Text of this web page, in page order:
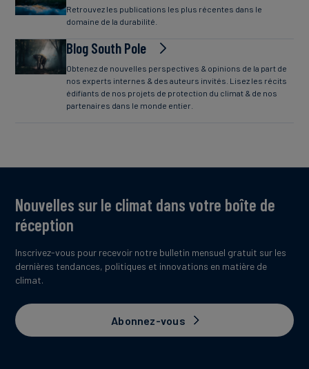
Retrouvez les publications les plus récentes dans le
domaine de la durabilité.
Blog South Pole
Obtenez de nouvelles perspectives & opinions de la part de
nos experts internes & des auteurs invités. Lisez les récits
édifiants de nos projets de protection du climat & de nos
partenaires dans le monde entier.
Nouvelles sur le climat dans votre boîte de
réception
Inscrivez-vous pour recevoir notre bulletin mensuel gratuit sur les
dernières tendances, politiques et innovations en matière de
climat.
Abonnez-vous